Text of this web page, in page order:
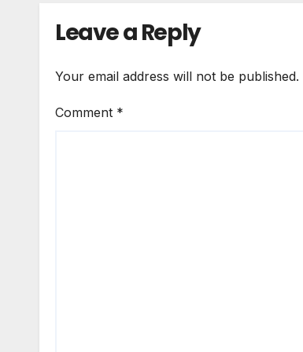
Leave a Reply
Your email address will not be published.
Comment *